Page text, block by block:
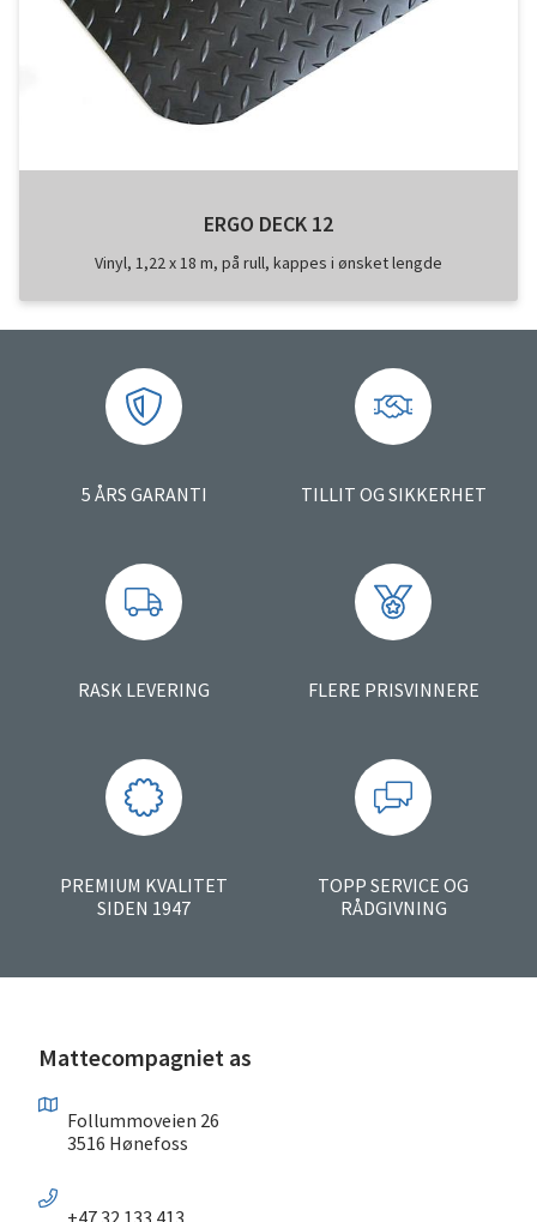
ERGO DECK 12
Vinyl, 1,22 x 18 m, på rull, kappes i ønsket lengde
5 ÅRS GARANTI TILLIT OG SIKKERHET
RASK LEVERING FLERE PRISVINNERE
PREMIUM KVALITET
SIDEN 1947
TOPP SERVICE OG
RÅDGIVNING
Mattecompagniet as
Follummoveien 26
3516 Hønefoss